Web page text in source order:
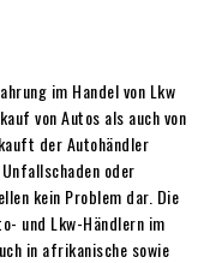
im Handel von Lkw
von Autos als auch von
der Autohändler
oder
kein Problem dar. Die
und Lkw-Händlern im
in afrikanische sowie